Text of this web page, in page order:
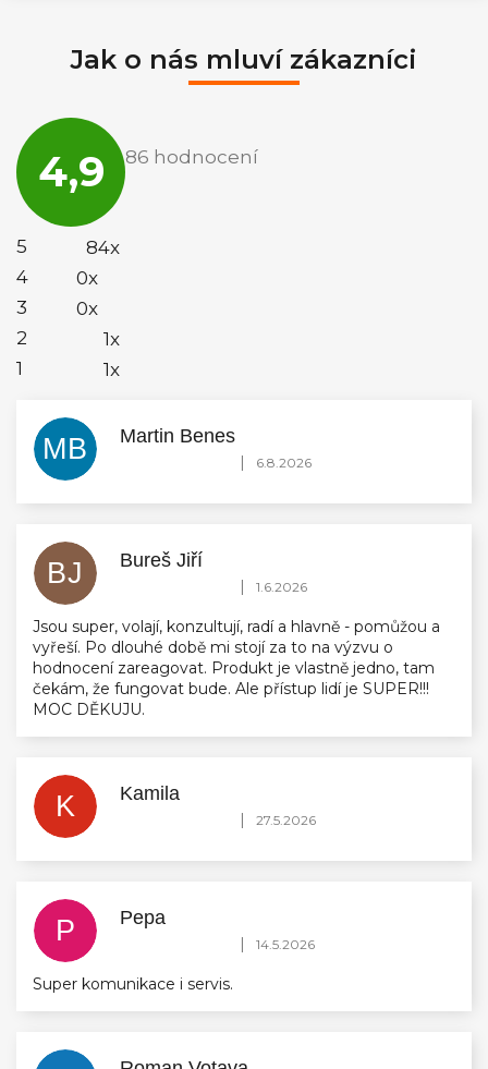
Jak o nás mluví zákazníci
4,9
obchodu
je
86 hodnocení
5
84x
4
0x
3
0x
2
1x
1
1x
MB Martin Benes
Hodnocení obchodu je 5 z 5 hvězdiček.
| 6.8.2026
BJ Bureš Jiří
Hodnocení obchodu je 5 z 5 hvězdiček.
| 1.6.2026
Jsou super, volají, konzultují, radí a hlavně - pomůžou a
vyřeší. Po dlouhé době mi stojí za to na výzvu o
hodnocení zareagovat. Produkt je vlastně jedno, tam
čekám, že fungovat bude. Ale přístup lidí je SUPER!!!
MOC DĚKUJU.
K Kamila
Hodnocení obchodu je 5 z 5 hvězdiček.
| 27.5.2026
P Pepa
Hodnocení obchodu je 5 z 5 hvězdiček.
| 14.5.2026
Super komunikace i servis.